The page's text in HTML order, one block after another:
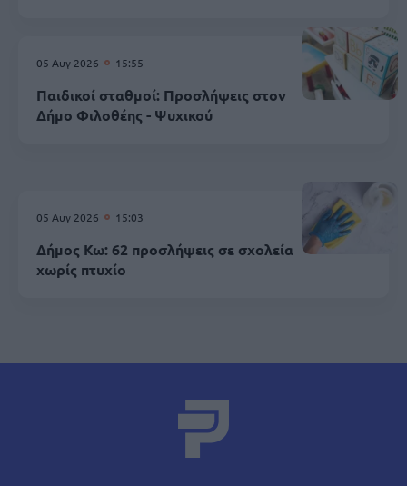
05 Αυγ 2026 15:55
Παιδικοί σταθμοί: Προσλήψεις στον
Δήμο Φιλοθέης - Ψυχικού
05 Αυγ 2026 15:03
Δήμος Κω: 62 προσλήψεις σε σχολεία
χωρίς πτυχίο